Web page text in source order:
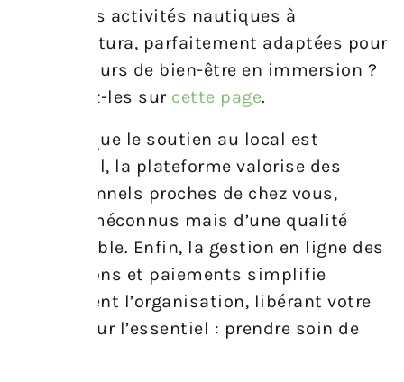
meilleures activités nautiques à
Fuerteventura, parfaitement adaptées pour
les amateurs de bien-être en immersion ?
Découvrez-les sur cette page.
Et parce que le soutien au local est
primordial, la plateforme valorise des
professionnels proches de chez vous,
souvent méconnus mais d’une qualité
remarquable. Enfin, la gestion en ligne des
réservations et paiements simplifie
grandement l’organisation, libérant votre
temps pour l’essentiel : prendre soin de